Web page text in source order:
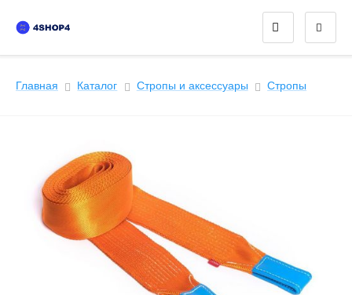
Главная Каталог Стропы и аксессуары Стропы